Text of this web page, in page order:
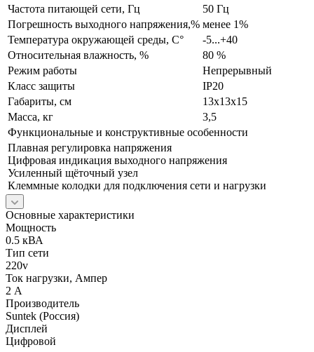
Частота питающей сети, Гц
50 Гц
Погрешность выходного напряжения,% менее 1%
Температура окружающей среды, С°
-5...+40
Относительная влажность, %
80 %
Режим работы
Непрерывный
Класс защиты
IP20
Габариты, см
13х13х15
Масса, кг
3,5
Функциональные и конструктивные особенности
Плавная регулировка напряжения
Цифровая индикация выходного напряжения
Усиленный щёточный узел
Клеммные колодки для подключения сети и нагрузки
Основные характеристики
Мощность
0.5 кВА
Тип сети
220v
Ток нагрузки, Ампер
2 А
Производитель
Suntek (Россия)
Дисплей
Цифровой